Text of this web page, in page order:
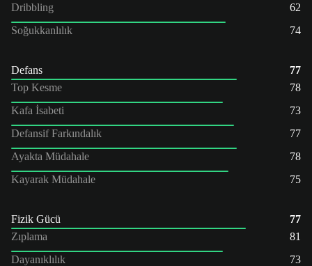
Dribbling
62
Soğukkanlılık
74
Defans
77
Top Kesme
78
Kafa İsabeti
73
Defansif Farkındalık
77
Ayakta Müdahale
78
Kayarak Müdahale
75
Fizik Gücü
77
Zıplama
81
Dayanıklılık
73